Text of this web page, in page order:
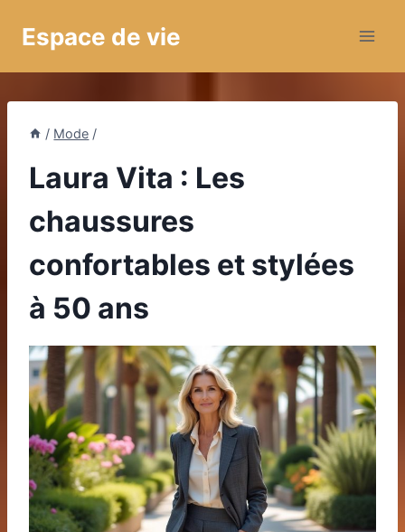
Espace de vie
/ Mode /
Laura Vita : Les
chaussures
confortables et stylées
à 50 ans